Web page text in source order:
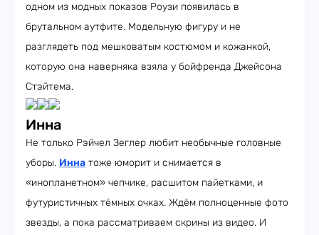
одном из модных показов Роузи появилась в
брутальном аутфите. Модельную фигуру и не
разглядеть под мешковатым костюмом и кожанкой,
которую она наверняка взяла у бойфренда Джейсона
Стэйтема.
Инна
Не только Рэйчел Зеглер любит необычные головные
уборы. Инна тоже юморит и снимается в
«инопланетном» чепчике, расшитом пайетками, и
футуристичных тёмных очках. Ждём полноценные фото
звезды, а пока рассматриваем скрины из видео. И